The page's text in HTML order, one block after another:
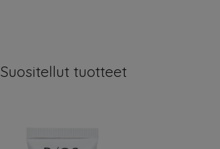
Suositellut tuotteet